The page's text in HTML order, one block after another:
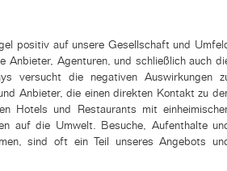
positiv auf unsere Gesellschaft und
Anbieter, Agenturen, und schließlich auch
versucht die negativen Auswirkungen
Anbieter, die einen direkten Kontakt zu
Hotels und Restaurants mit
auf die Umwelt. Besuche, Aufenthalte
sind oft ein Teil unseres Angebots